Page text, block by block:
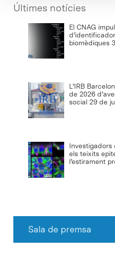
Últimes notícies
El CNAG
biomèdiques
L’IRB
de 2026
social 29 de
Investigadors
els teixits
l’estirament
Sala de premsa